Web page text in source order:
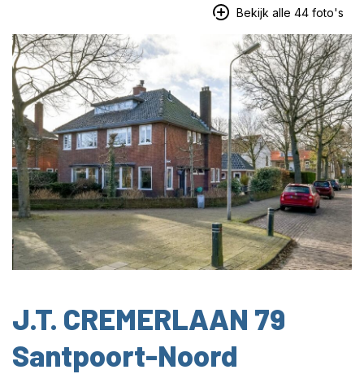
Bekijk alle 44 foto's
J.T. CREMERLAAN 79
Santpoort-Noord